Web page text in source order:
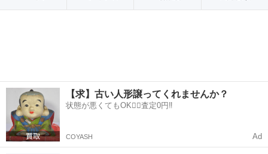
【求】古い人形譲ってくれませんか？
状態が悪くてもOK🙆‍♀️査定0円‼️
COYASH Ad